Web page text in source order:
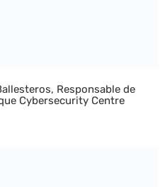
Responsable de
Cybersecurity Centre